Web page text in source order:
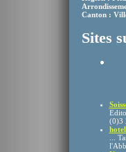
Canton :
Sites
(0)3
...